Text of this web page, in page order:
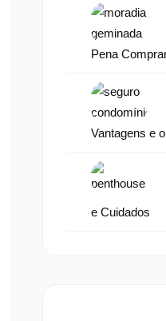
Pena
Vantagens e
e Cuidados